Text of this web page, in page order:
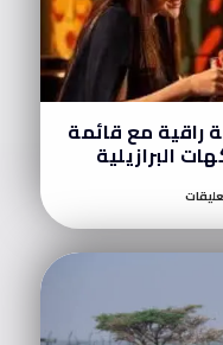
مع قائمة
البرازيلية